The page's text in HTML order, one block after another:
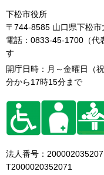
下松市役所
〒744-8585 山口県下松市
電話：0833-45-1700（代
す
開庁日時：月～金曜日（
分から17時15分まで
法人番号：
T2000020352071